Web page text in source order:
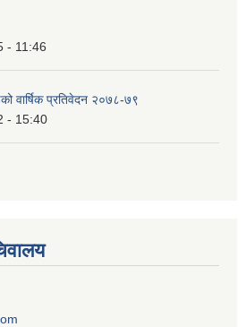
- 11:46
वार्षिक प्रतिवेदन २०७८-७९
- 15:40